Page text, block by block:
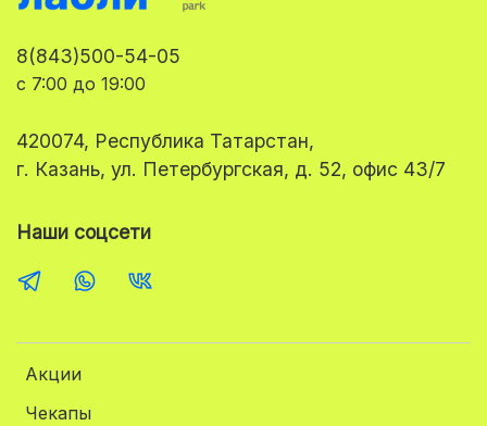
Акции
Чекапы
8(843)500-54-05
с 7:00 до 19:00
420074, Республика Татарстан,
г. Казань, ул. Петербургская, д. 52, офис 43/7
Наши соцсети